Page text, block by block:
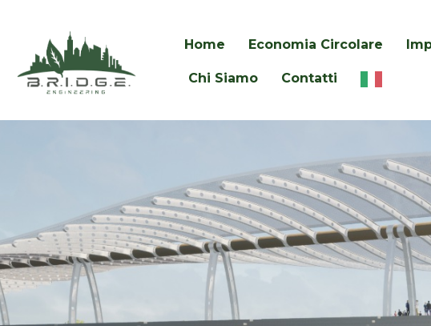
Home Economia Circolare
Chi Siamo Contatti